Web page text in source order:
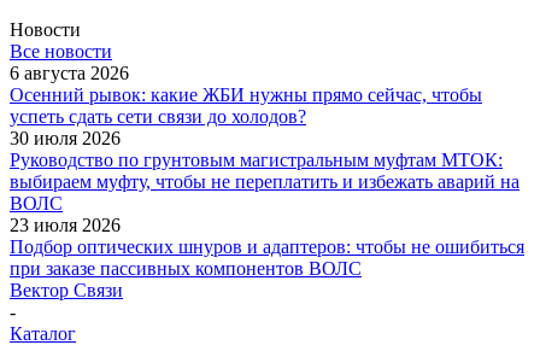
Новости
Все новости
6 августа 2026
Осенний рывок: какие ЖБИ нужны прямо сейчас, чтобы
успеть сдать сети связи до холодов?
30 июля 2026
Руководство по грунтовым магистральным муфтам МТОК:
выбираем муфту, чтобы не переплатить и избежать аварий на
ВОЛС
23 июля 2026
Подбор оптических шнуров и адаптеров: чтобы не ошибиться
при заказе пассивных компонентов ВОЛС
Вектор Связи
-
Каталог